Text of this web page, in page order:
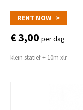
RENT NOW >
€ 3,00 per dag
klein statief + 10m xlr